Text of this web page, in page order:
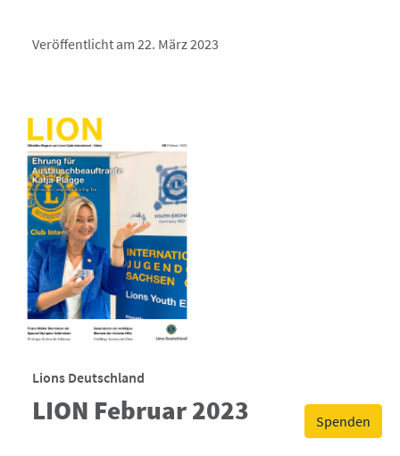
Spenden
Veröffentlicht am 22. März 2023
Lions Deutschland
LION Februar 2023